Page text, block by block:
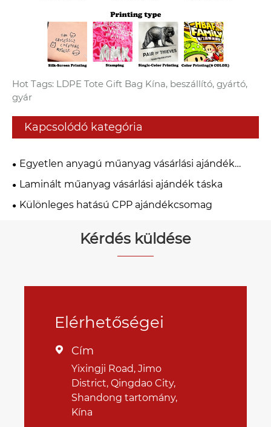
Hot Tags: LDPE Tote Gift Bag Kína, beszállító, gyártó,
gyár
Kapcsolódó kategória
Egyetlen anyagú műanyag vásárlási ajándék
táska
Laminált műanyag vásárlási ajándék táska
Különleges hatású CPP ajándékcsomag
Kérdés küldése
Elérhetőségei
 Cím
Yixingji Road, Jimo
District, Qingdao City,
Shandong tartomány,
Kína